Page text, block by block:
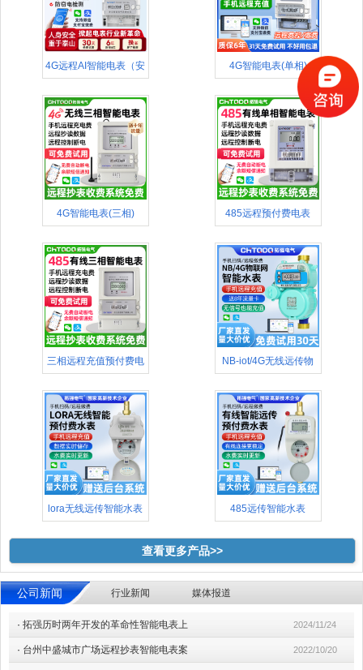
4G远程AI智能电表（安 4G智能电表(单相)
4G智能电表(三相) 485远程预付费电表
三相远程充值预付费电 NB-iot/4G无线远传物
lora无线远传智能水表 485远传智能水表
查看更多产品>>
公司新闻 行业新闻 媒体报道
· 拓强历时两年开发的革命性智能电表上 2024/11/24
· 台州中盛城市广场远程抄表智能电表案 2022/10/20